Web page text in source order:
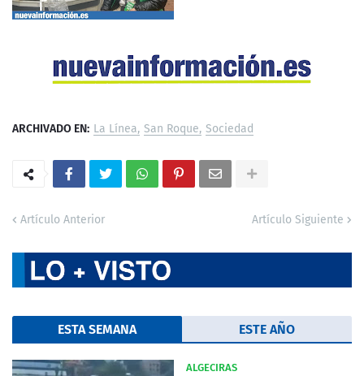
ARCHIVADO EN: La Línea San Roque Sociedad
Artículo Anterior Artículo Siguiente
ESTA SEMANA ESTE AÑO
ALGECIRAS